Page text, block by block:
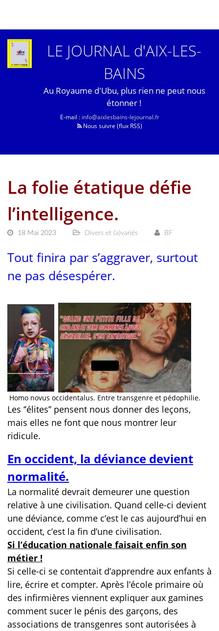
LE JOURNAL d'AIX-LES-
BAINS
Au Royaume d'Ubu, plus rien ne peut nous
étonner !
E-mail : info@aixlesbains-lejournal.fr
Nous suivre (flux RSS)
La folie étatique défie
l’intelligence.
18 Mai 2023 Divers et (a)variés BF
Tout finira par s’aggraver, surtout
ne pas désespérer.
Homo novus occidentalus. Entre transgenre et pédophilie.
Les ‘’élites’’ pensent nous donner des leçons,
mais elles ne font que nous montrer leur
ridicule.
En occident, la déviance devient
normalité.
La normalité devrait demeurer une question
relative à une civilisation. Quand celle-ci devient
une déviance, comme c’est le cas aujourd’hui en
occident, c’est la fin d’une civilisation.
Si l’éducation nationale faisait enfin son
métier !
Si celle-ci se contentait d’apprendre aux enfants à
lire, écrire et compter. Après l’école primaire où
des infirmières viennent expliquer aux gamines
comment sucer le pénis des garçons, des
associations de transgenres sont autorisées à